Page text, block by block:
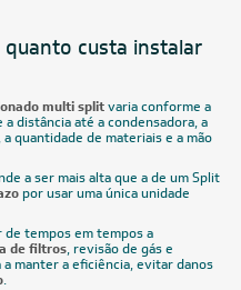
custa instalar
multi splitvaria conforme a
distância até a condensadora, a
quantidade de materiais e a mão
a ser mais alta que a de um Split
por usar uma única unidade
tempos em tempos a
de filtros, revisão de gás e
manter a eficiência, evitar danos
.